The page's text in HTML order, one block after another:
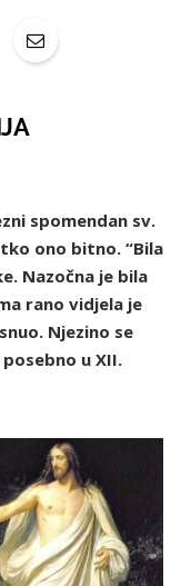
spomendan sv.
ono bitno. “Bila
Nazočna je bila
rano vidjela je
Njezino se
u XII.